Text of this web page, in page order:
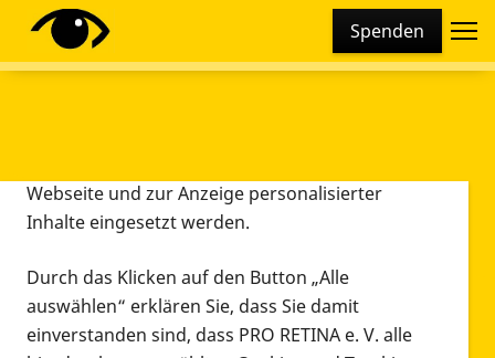
Spenden
Diese Webseite setzt verschiedene Cookies und
Tracking-Tools ein. Dies beinhaltet Cookies und
Webseite und zur Anzeige personalisierter
Inhalte eingesetzt werden.
Durch das Klicken auf den Button „Alle
auswählen“ erklären Sie, dass Sie damit
einverstanden sind, dass PRO RETINA e. V. alle